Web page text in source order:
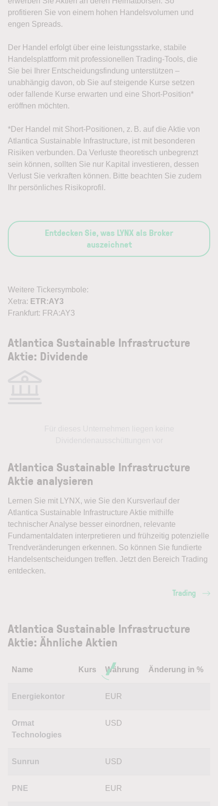
profitieren Sie von einem hohen Handelsvolumen und
engen Spreads.
Der Handel erfolgt über eine leistungsstarke, stabile
Handelsplattform mit professionellen Trading-Tools, die
Sie bei Ihrer Entscheidungsfindung unterstützen –
unabhängig davon, ob Sie auf steigende Kurse setzen
oder fallende Kurse erwarten und eine Short-Position*
eröffnen möchten.
*Der Handel mit Short-Positionen, z. B. auf die Aktie von
Atlantica Sustainable Infrastructure, ist mit besonderen
Risiken verbunden. Da Verluste theoretisch unbegrenzt
sein können, sollten Sie nur Kapital investieren, dessen
Verlust Sie verkraften können. Bitte beachten Sie zudem
Ihr persönliches Risikoprofil.
Entdecken Sie, was LYNX als Broker
auszeichnet
Weitere Tickersymbole:
Xetra: ETR:AY3
Frankfurt: FRA:AY3
Atlantica Sustainable Infrastructure
Aktie: Dividende
Atlantica Sustainable Infrastructure
Aktie analysieren
Lernen Sie mit LYNX, wie Sie den Kursverlauf der
Atlantica Sustainable Infrastructure Aktie mithilfe
technischer Analyse besser einordnen, relevante
Fundamentaldaten interpretieren und frühzeitig potenzielle
Trendveränderungen erkennen. So können Sie fundierte
Handelsentscheidungen treffen. Jetzt den Bereich Trading
entdecken.
Trading
Atlantica Sustainable Infrastructure
Aktie: Ähnliche Aktien
Name Kurs Währung Änderung in %
Energiekontor EUR
Ormat
Technologies
USD
Sunrun USD
PNE EUR